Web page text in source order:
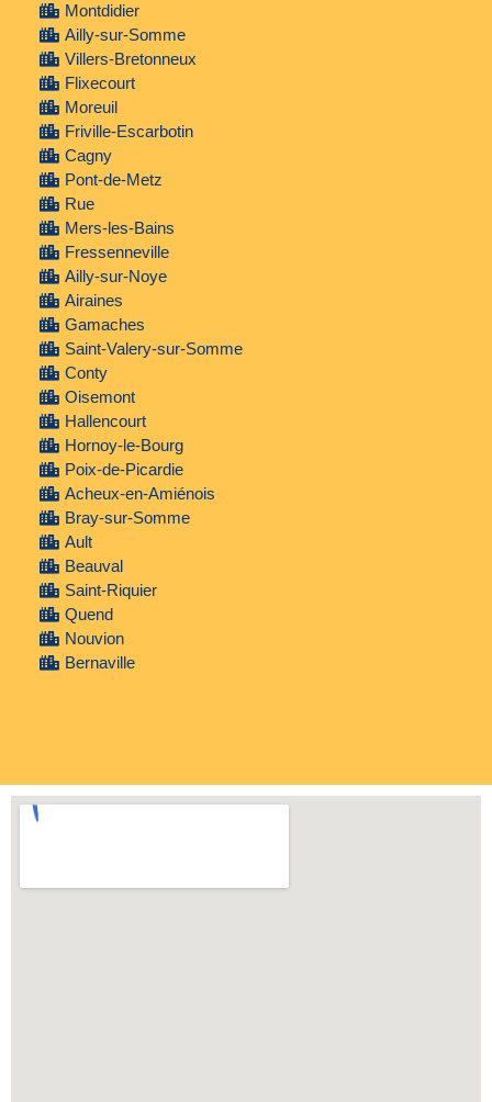
Montdidier
Ailly-sur-Somme
Villers-Bretonneux
Flixecourt
Moreuil
Friville-Escarbotin
Cagny
Pont-de-Metz
Rue
Mers-les-Bains
Fressenneville
Ailly-sur-Noye
Airaines
Gamaches
Saint-Valery-sur-Somme
Conty
Oisemont
Hallencourt
Hornoy-le-Bourg
Poix-de-Picardie
Acheux-en-Amiénois
Bray-sur-Somme
Ault
Beauval
Saint-Riquier
Quend
Nouvion
Bernaville